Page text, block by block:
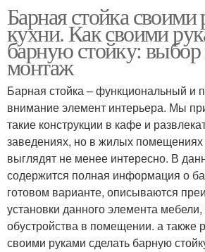
Барная стойка
кухни. Как своими
барную стойку: выбор
монтаж
Барная стойка – функциональный и
внимание элемент интерьера. Мы
такие конструкции в кафе и
заведениях, но в жилых помещениях
выглядят не менее интересно. В
содержится полная информация о
готовом варианте, описываются
установки данного элемента
обустройства в помещении. а также
своими руками сделать барную